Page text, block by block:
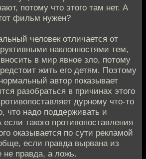
потому что этого там нет. А
фильм нужен?
человек отличается от
наклонностями тем,
в мир явное зло, потому
жить его детям. Поэтому
автор показывает
разобраться в причинах этого
дурному что-то
что надо поддерживать и
такого противопоставления
оказывается по сути рекламой
если правда вырвана из
не правда, а ложь.